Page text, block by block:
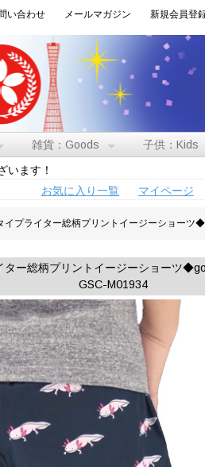
い合わせ メールマガジン 新規会員登
雑貨：Goods 子供：Kids
ます！
お気に入り一覧
マイページ
イプライター総柄プリントイージーショーツ
ター総柄プリントイージーショーツ
GSC-M01934